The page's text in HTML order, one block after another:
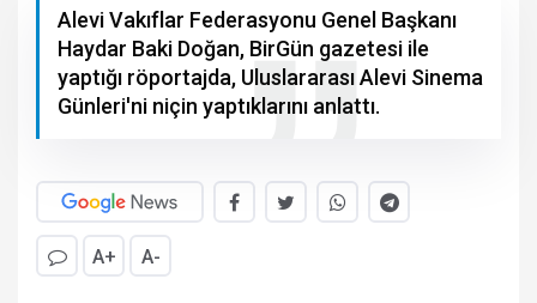
Alevi Vakıflar Federasyonu Genel Başkanı
Haydar Baki Doğan, BirGün gazetesi ile
yaptığı röportajda, Uluslararası Alevi Sinema
Günleri'ni niçin yaptıklarını anlattı.
A+ A-